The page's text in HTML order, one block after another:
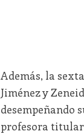
Además, la
Jiménez y
desempeñando
profesora titular